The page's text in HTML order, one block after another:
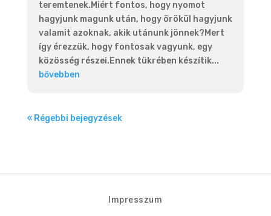
teremtenek.Miért fontos, hogy nyomot
hagyjunk magunk után, hogy örökül hagyjunk
valamit azoknak, akik utánunk jönnek?Mert
így érezzük, hogy fontosak vagyunk, egy
közösség részei.Ennek tükrében készítik...
bővebben
« Régebbi bejegyzések
Impresszum